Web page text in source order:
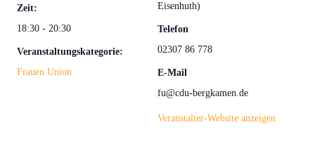
Zeit:
18:30 - 20:30
Veranstaltungskategorie:
Frauen Union
Eisenhuth)
Telefon
02307 86 778
E-Mail
fu@cdu-bergkamen.de
Veranstalter-Website anzeigen